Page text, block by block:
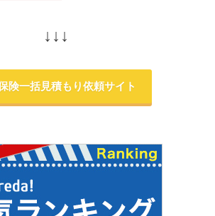
↓↓↓
険一括見積もり依頼サイト